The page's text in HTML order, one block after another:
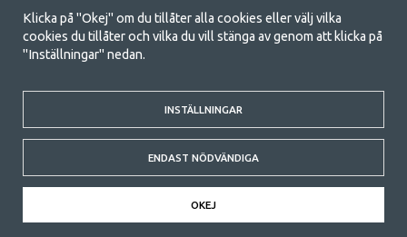
och uteliv
Att campa kan antingen vara en livsstil eller ett sätt att samla familjen
för ett gemensamt äventyr. Oavsett vilken kategori du tillhör hittar du
med att campa så därför erbjuder vi riktigt bra priser på familjetält,
husvagnstält och all annan utrustning för camping och friluftsliv. Vårt
mål är att i varje priskategori erbjuda den bästa campingutrustningen
gällande kvalitet och funktionalitet. Ta gärna kontakt med oss om det
är något du saknar eller vill veta mer om.
© 2020 GetCamping. All rights reserved.
Klicka på "Okej" om du tillåter alla cookies eller välj vilka
cookies du tillåter och vilka du vill stänga av genom att klicka på
"Inställningar" nedan.
INSTÄLLNINGAR
ENDAST NÖDVÄNDIGA
OKEJ